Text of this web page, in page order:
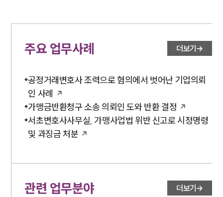
주요 업무사례 더보기
공정거래변호사 조력으로 혐의에서 벗어난 기업의뢰
인 사례
가맹금반환청구 소송 의뢰인 도와 반환 결정
서초변호사사무실, 가맹사업법 위반 신고로 시정명령
및 과징금 처분
관련 업무분야 더보기